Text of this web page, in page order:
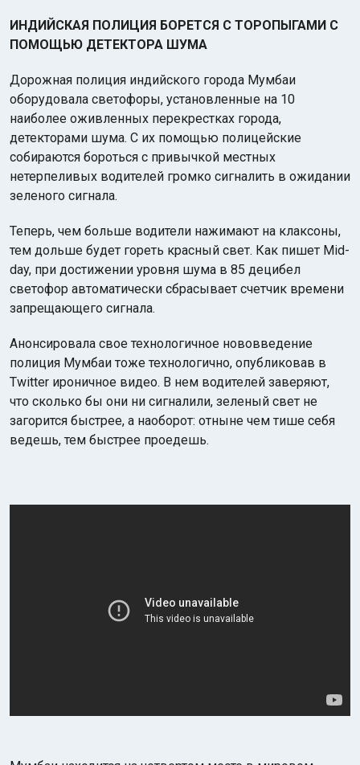
ИНДИЙСКАЯ ПОЛИЦИЯ БОРЕТСЯ С ТОРОПЫГАМИ С
ПОМОЩЬЮ ДЕТЕКТОРА ШУМА
Дорожная полиция индийского города Мумбаи
оборудовала светофоры, установленные на 10
наиболее оживленных перекрестках города,
детекторами шума. С их помощью полицейские
собираются бороться с привычкой местных
нетерпеливых водителей громко сигналить в ожидании
зеленого сигнала.
Теперь, чем больше водители нажимают на клаксоны,
тем дольше будет гореть красный свет. Как пишет Mid-
day, при достижении уровня шума в 85 децибел
светофор автоматически сбрасывает счетчик времени
запрещающего сигнала.
Анонсировала свое технологичное нововведение
полиция Мумбаи тоже технологично, опубликовав в
Twitter ироничное видео. В нем водителей заверяют,
что сколько бы они ни сигналили, зеленый свет не
загорится быстрее, а наоборот: отныне чем тише себя
ведешь, тем быстрее проедешь.